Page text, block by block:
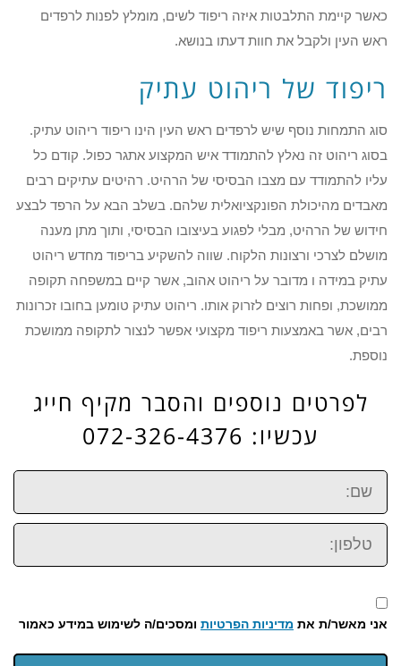
כאשר קיימת התלבטות איזה ריפוד לשים, מומלץ לפנות לרפדים
ראש העין ולקבל את חוות דעתו בנושא.
ריפוד של ריהוט עתיק
סוג התמחות נוסף שיש לרפדים ראש העין הינו ריפוד ריהוט עתיק.
בסוג ריהוט זה נאלץ להתמודד איש המקצוע אתגר כפול. קודם כל
עליו להתמודד עם מצבו הבסיסי של הרהיט. רהיטים עתיקים רבים
מאבדים מהיכולת הפונקציואלית שלהם. בשלב הבא על הרפד לבצע
חידוש של הרהיט, מבלי לפגוע בעיצובו הבסיסי, ותוך מתן מענה
מושלם לצרכי ורצונות הלקוח. שווה להשקיע בריפוד מחדש ריהוט
עתיק במידה ו מדובר על ריהוט אהוב, אשר קיים במשפחה תקופה
ממושכת, ופחות רוצים לזרוק אותו. ריהוט עתיק טומען בחובו זכרונות
רבים, אשר באמצעות ריפוד מקצועי אפשר לנצור לתקופה ממושכת
נוספת.
לפרטים נוספים והסבר מקיף חייג
עכשיו: 072-326-4376
שם:
טלפון:
אני מאשר/ת את מדיניות הפרטיות ומסכים/ה לשימוש במידע כאמור